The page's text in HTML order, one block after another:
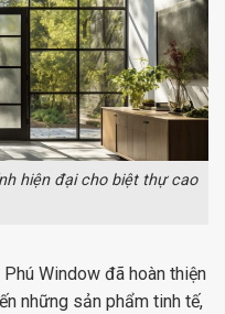
hiện đại cho biệt thự cao
Window đã hoàn thiện
những sản phẩm tinh tế,